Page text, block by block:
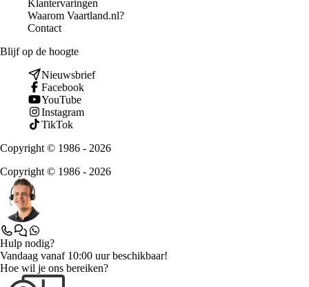
Klantervaringen
Waarom Vaartland.nl?
Contact
Blijf op de hoogte
Nieuwsbrief
Facebook
YouTube
Instagram
TikTok
Copyright © 1986 - 2026
Copyright © 1986 - 2026
Hulp nodig?
Vandaag vanaf 10:00 uur beschikbaar!
Hoe wil je ons bereiken?